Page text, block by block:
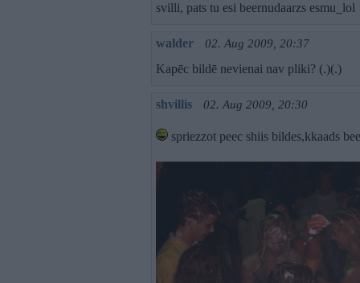
svilli, pats tu esi beernudaarzs esmu_lol
walder 02. Aug 2009, 20:37
Kapēc bildē nevienai nav pliki? (.)(.)
shvillis 02. Aug 2009, 20:30
spriezzot peec shiis bildes,kkaads